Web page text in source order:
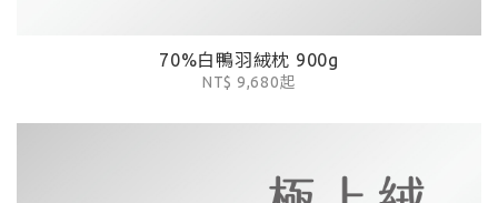
70%白鴨羽絨枕 900g
NT$ 9,680起